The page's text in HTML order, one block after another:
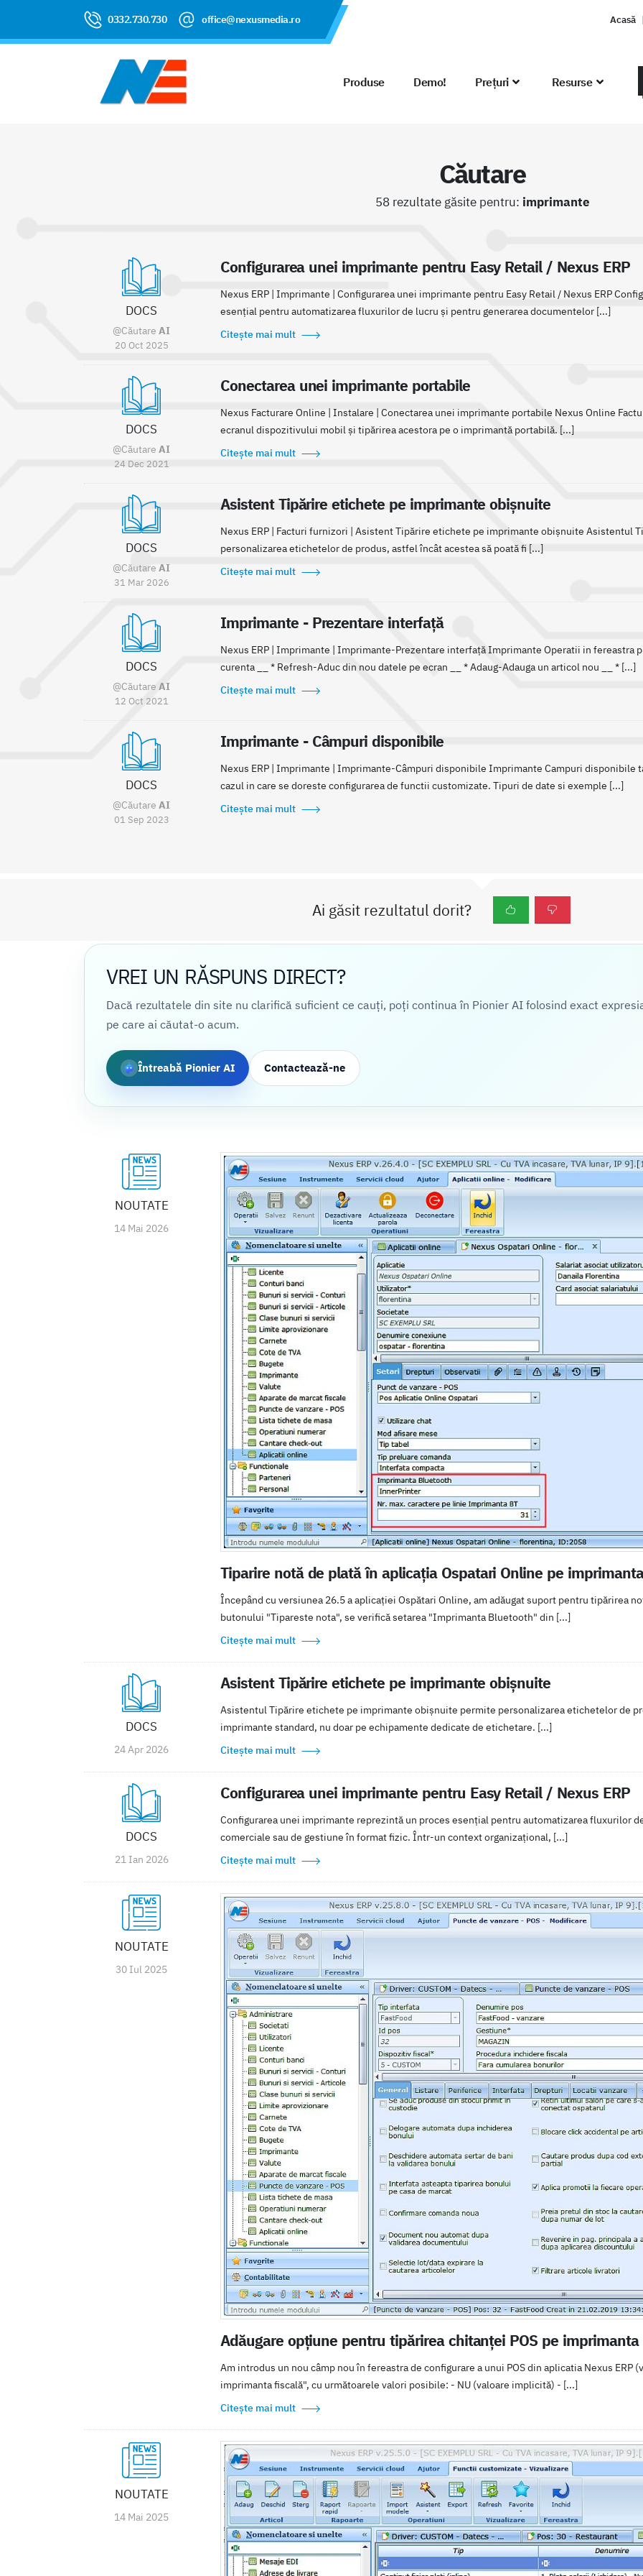
0332.730.730 office@nexusmedia.ro Acasă
Produse Demo! Prețuri Resurse
Căutare
58 rezultate găsite pentru: imprimante
DOCS
@Căutare AI
20 Oct 2025
Configurarea unei imprimante pentru Easy Retail / Nexus ERP
Nexus ERP | Imprimante | Configurarea unei imprimante pentru Easy Retail / Nexus ERP
esențial pentru automatizarea fluxurilor de lucru și pentru generarea documentelor [...]
Citește mai mult
DOCS
@Căutare AI
24 Dec 2021
Conectarea unei imprimante portabile
Nexus Facturare Online | Instalare | Conectarea unei imprimante portabile Nexus Online
ecranul dispozitivului mobil și tipărirea acestora pe o imprimantă portabilă. [...]
Citește mai mult
DOCS
@Căutare AI
31 Mar 2026
Asistent Tipărire etichete pe imprimante obișnuite
Nexus ERP | Facturi furnizori | Asistent Tipărire etichete pe imprimante obișnuite
personalizarea etichetelor de produs, astfel încât acestea să poată fi [...]
Citește mai mult
DOCS
@Căutare AI
12 Oct 2021
Imprimante - Prezentare interfață
Nexus ERP | Imprimante | Imprimante-Prezentare interfață Imprimante Operatii in fereastra
curenta __ * Refresh-Aduc din nou datele pe ecran __ * Adaug-Adauga un articol nou __ * [...]
Citește mai mult
DOCS
@Căutare AI
01 Sep 2023
Imprimante - Câmpuri disponibile
Nexus ERP | Imprimante | Imprimante-Câmpuri disponibile Imprimante Campuri
cazul in care se doreste configurarea de functii customizate. Tipuri de date si exemple [...]
Citește mai mult
Ai găsit rezultatul dorit?
VREI UN RĂSPUNS DIRECT?
Dacă rezultatele din site nu clarifică suficient ce cauți, poți continua în Pionier AI folosind exact
pe care ai căutat-o acum.
Întreabă Pionier AI Contactează-ne
NOUTATE
14 Mai 2026
Tiparire notă de plată în aplicația Ospatari Online pe
Începând cu versiunea 26.5 a aplicației Ospătari Online, am adăugat suport pentru tipărirea
butonului "Tipareste nota", se verifică setarea "Imprimanta Bluetooth" din [...]
Citește mai mult
DOCS
24 Apr 2026
Asistent Tipărire etichete pe imprimante obișnuite
Asistentul Tipărire etichete pe imprimante obișnuite permite personalizarea etichetelor de
imprimante standard, nu doar pe echipamente dedicate de etichetare. [...]
Citește mai mult
DOCS
21 Ian 2026
Configurarea unei imprimante pentru Easy Retail / Nexus ERP
Configurarea unei imprimante reprezintă un proces esențial pentru automatizarea fluxurilor
comerciale sau de gestiune în format fizic. Într-un context organizațional, [...]
Citește mai mult
NOUTATE
30 Iul 2025
Adăugare opțiune pentru tipărirea chitanței POS pe imprimanta
Am introdus un nou câmp nou în fereastra de configurare a unui POS din aplicatia Nexus ERP
imprimanta fiscală", cu următoarele valori posibile: - NU (valoare implicită) - [...]
Citește mai mult
NOUTATE
14 Mai 2025